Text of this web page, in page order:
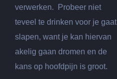
verwerken. Probeer niet
teveel te drinken voor je gaat
slapen, want je kan hiervan
akelig gaan dromen en de
kans op hoofdpijn is groot.